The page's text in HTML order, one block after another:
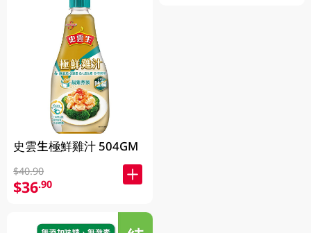
史雲生極鮮雞汁 504GM
$40.90
$36.90